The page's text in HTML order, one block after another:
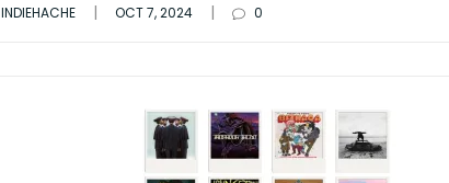
INDIEHACHE | OCT 7, 2024 | 0